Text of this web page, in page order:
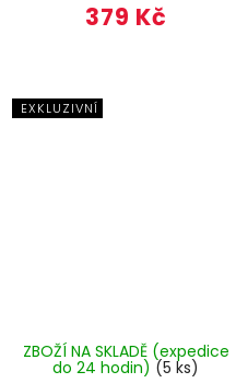
379 Kč
EXKLUZIVNÍ
ZBOŽÍ NA SKLADĚ (expedice
do 24 hodin) (5 ks)